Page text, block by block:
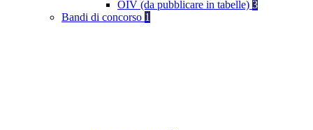
OIV (da pubblicare in tabelle) 3
Bandi di concorso 1